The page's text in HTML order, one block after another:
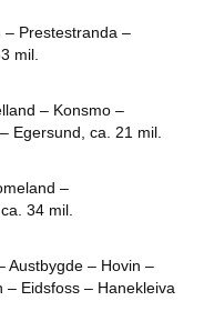
– Prestestranda –
mil.
– Konsmo –
Egersund, ca. 21 mil.
–
34 mil.
Austbygde – Hovin –
– Eidsfoss – Hanekleiva